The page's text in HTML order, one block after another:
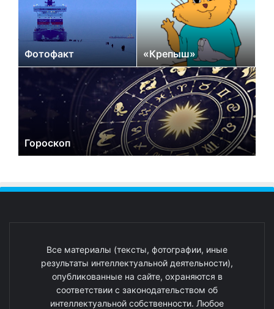
Фотофакт «Крепыш»
Гороскоп
Все материалы (тексты, фотографии, иные
результаты интеллектуальной деятельности),
опубликованные на сайте, охраняются в
соответствии с законодательством об
интеллектуальной собственности. Любое